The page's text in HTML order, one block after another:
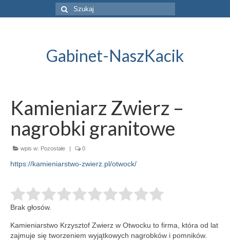
Szuklaj
w:
Gabinet-NaszKacik
Kamieniarz Zwierz –
nagrobki granitowe
wpis w: Pozostałe | 0
https://kamieniarstwo-zwierz.pl/otwock/
Brak głosów.
Kamieniarstwo Krzysztof Zwierz w Otwocku to firma, która od lat
zajmuje się tworzeniem wyjątkowych nagrobków i pomników.